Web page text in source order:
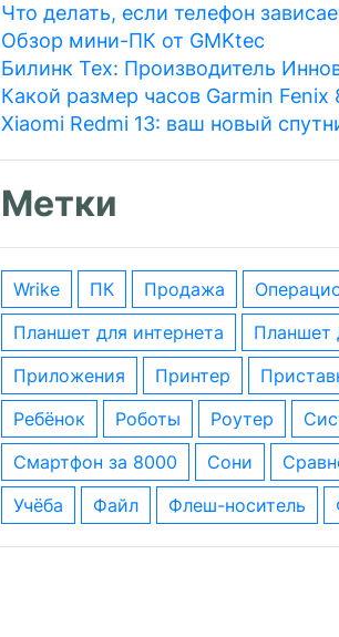
Что делать, если телефон
Обзор мини-ПК от GMKtec
Билинк Тех: Производитель
Какой размер часов Garmin
Xiaomi Redmi 13: ваш новый
Метки
wrike ПК Продажа
планшет для интернета
приложения
принтер
ребёнок
роботы роутер
смартфон за 8000
сони
учёба
файл флеш-носитель